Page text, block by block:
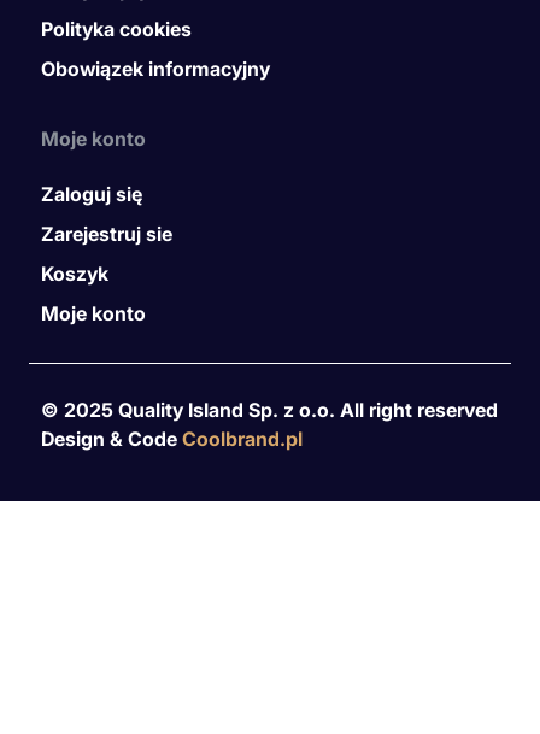
Polityka cookies
Obowiązek informacyjny
Moje konto
Zaloguj się
Zarejestruj sie
Koszyk
Moje konto
© 2025 Quality Island Sp. z o.o. All right reserved
Design & Code Coolbrand.pl